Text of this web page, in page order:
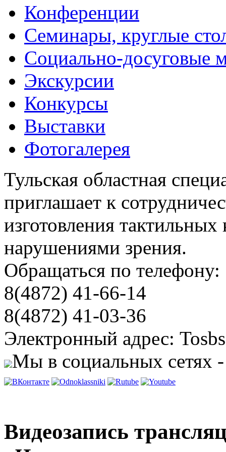
Конференции
Семинары, круглые
Социально-досуговые
Экскурсии
Конкурсы
Выставки
Фотогалерея
Тульская областная
приглашает к
изготовления
нарушениями зрения.
Обращаться по телефону:
8(4872) 41-66-14
8(4872) 41-03-36
Электронный адрес:
Мы в социальных сетях
Видеозапись